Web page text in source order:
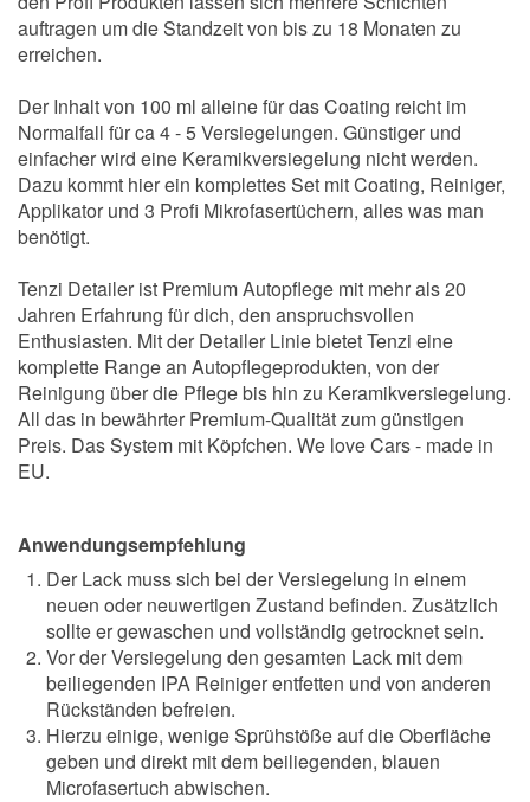
auftragen um die Standzeit von bis zu 18 Monaten zu
erreichen.
Der Inhalt von 100 ml alleine für das Coating reicht im
Normalfall für ca 4 - 5 Versiegelungen. Günstiger und
einfacher wird eine Keramikversiegelung nicht werden.
Dazu kommt hier ein komplettes Set mit Coating, Reiniger,
Applikator und 3 Profi Mikrofasertüchern, alles was man
benötigt.
Tenzi Detailer ist Premium Autopflege mit mehr als 20
Jahren Erfahrung für dich, den anspruchsvollen
Enthusiasten. Mit der Detailer Linie bietet Tenzi eine
komplette Range an Autopflegeprodukten, von der
Reinigung über die Pflege bis hin zu Keramikversiegelung.
All das in bewährter Premium-Qualität zum günstigen
Preis. Das System mit Köpfchen. We love Cars - made in
EU.
Anwendungsempfehlung
Der Lack muss sich bei der Versiegelung in einem
neuen oder neuwertigen Zustand befinden. Zusätzlich
sollte er gewaschen und vollständig getrocknet sein.
Vor der Versiegelung den gesamten Lack mit dem
beiliegenden IPA Reiniger entfetten und von anderen
Rückständen befreien.
Hierzu einige, wenige Sprühstöße auf die Oberfläche
geben und direkt mit dem beiliegenden, blauen
Microfasertuch abwischen.